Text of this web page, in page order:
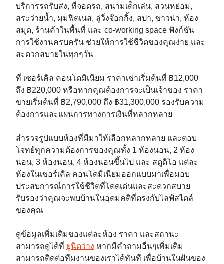
บริการรถรับส่ง, ที่จอดรถ, สนามเด็กเล่น, สวนหย่อม,
สระว่ายน้ำ, มุมฟิตเนส, ลู่วิ่งจ๊อกกิ้ง, สปา, ซาวน่า, ห้อง
สมุด, ร้านค้าในพื้นที่ และ co-working space ฟังก์ชัน
การใช้งานครบครัน ช่วยให้การใช้ชีวิตของคุณง่าย และ
สะดวกสบายในทุกๆวัน
ที่ เซอร์เคิล คอนโดมิเนียม ราคาเช่าเริ่มต้นที่ ฿12,000
ถึง ฿220,000 หรือหากคุณต้องการจะเป็นเจ้าของ ราคา
ขายเริ่มต้นที่ ฿2,790,000 ถึง ฿31,300,000 รองรับความ
ต้องการและแผนการทางการเงินที่หลากหลาย
สำรวจรูปแบบห้องที่มีมาให้เลือกหลากหลาย และตอบ
โจทย์ทุกความต้องการของคุณทั้ง 1 ห้องนอน, 2 ห้อง
นอน, 3 ห้องนอน, 4 ห้องนอนขึ้นไป และ สตูดิโอ แต่ละ
ห้องในเซอร์เคิล คอนโดมิเนียมออกแบบมาเพื่อมอบ
ประสบการณ์การใช้ชีวิตที่โดดเด่นและสะดวกสบาย
รับรองว่าคุณจะพบบ้านในอุดมคติที่ตรงกับไลฟ์สไตล์
ของคุณ
ดูข้อมูลเพิ่มเติมของแต่ละห้อง ราคา และสถานะ
สามารถดูได้ที่ ยูนิตว่าง หากมีคำถามอื่นๆเพิ่มเติม
สามารถติดต่อทีมงานของเราได้ทันที เพื่อบ้านในฝันของ